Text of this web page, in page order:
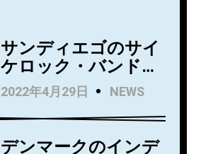
サンディエゴのサイ
ケロック・バンド
Wild Wild Wets、ニ
ュー・アルバム
『Love Always』を5
月27日にリリース！
2022年4月29日 NEWS
デンマークのインデ